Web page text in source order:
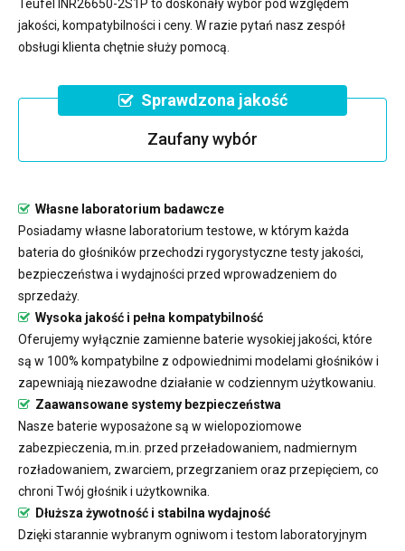
Teufel INR26650-2S1P to doskonały wybór pod względem
jakości, kompatybilności i ceny. W razie pytań nasz zespół
obsługi klienta chętnie służy pomocą.
Sprawdzona jakość
Zaufany wybór
Własne laboratorium badawcze
Posiadamy własne laboratorium testowe, w którym każda
bateria do głośników przechodzi rygorystyczne testy jakości,
bezpieczeństwa i wydajności przed wprowadzeniem do
sprzedaży.
Wysoka jakość i pełna kompatybilność
Oferujemy wyłącznie zamienne baterie wysokiej jakości, które
są w 100% kompatybilne z odpowiednimi modelami głośników i
zapewniają niezawodne działanie w codziennym użytkowaniu.
Zaawansowane systemy bezpieczeństwa
Nasze baterie wyposażone są w wielopoziomowe
zabezpieczenia, m.in. przed przeładowaniem, nadmiernym
rozładowaniem, zwarciem, przegrzaniem oraz przepięciem, co
chroni Twój głośnik i użytkownika.
Dłuższa żywotność i stabilna wydajność
Dzięki starannie wybranym ogniwom i testom laboratoryjnym